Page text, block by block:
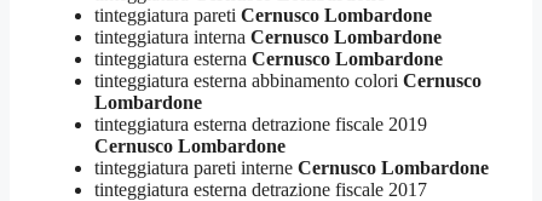
tinteggiatura pareti Cernusco Lombardone
tinteggiatura interna Cernusco Lombardone
tinteggiatura esterna Cernusco Lombardone
tinteggiatura esterna abbinamento colori Cernusco
Lombardone
tinteggiatura esterna detrazione fiscale 2019
Cernusco Lombardone
tinteggiatura pareti interne Cernusco Lombardone
tinteggiatura esterna detrazione fiscale 2017